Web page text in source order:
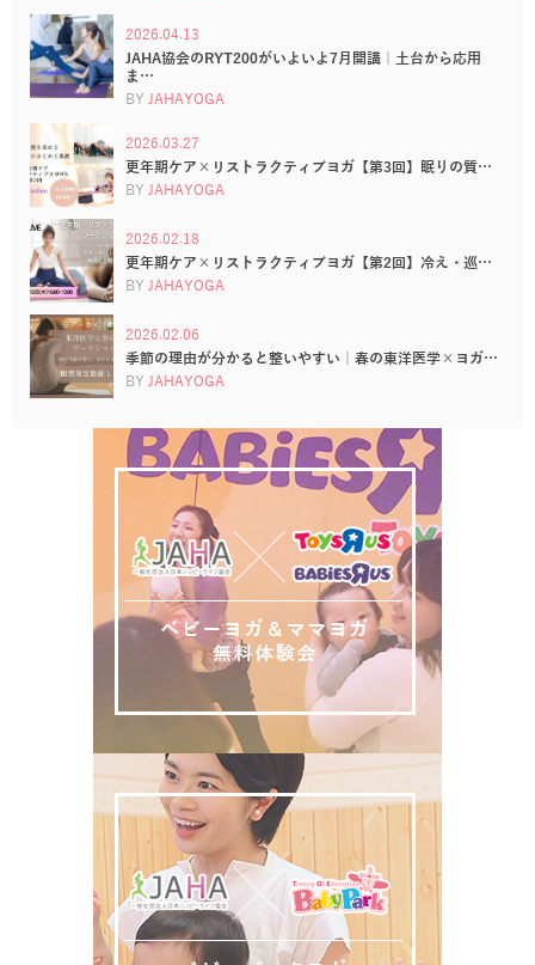
2026.04.13
JAHA協会のRYT200がいよいよ7月開講｜土台から応用
ま…
BY JAHAYOGA
2026.03.27
更年期ケア×リストラクティブヨガ【第3回】眠りの質…
BY JAHAYOGA
2026.02.18
更年期ケア×リストラクティブヨガ【第2回】冷え・巡…
BY JAHAYOGA
2026.02.06
季節の理由が分かると整いやすい｜春の東洋医学×ヨガ…
BY JAHAYOGA